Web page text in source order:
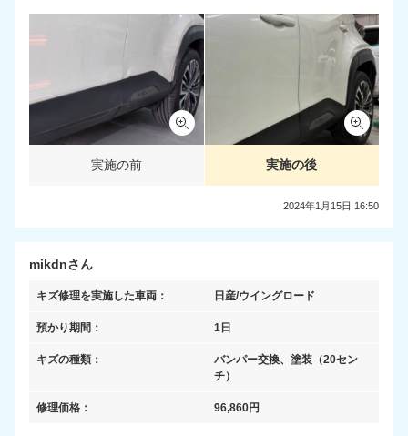
実施の前 実施の後
2024年1月15日 16:50
mikdnさん
キズ修理を実施した車両： 日産/ウイングロード
預かり期間： 1日
キズの種類： バンパー交換、塗装 （20セン
チ）
修理価格： 96,860円